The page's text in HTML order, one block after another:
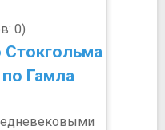
0)
Стокгольма
Гамла